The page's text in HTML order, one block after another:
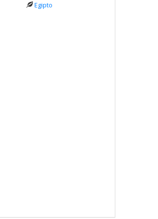
Egipto